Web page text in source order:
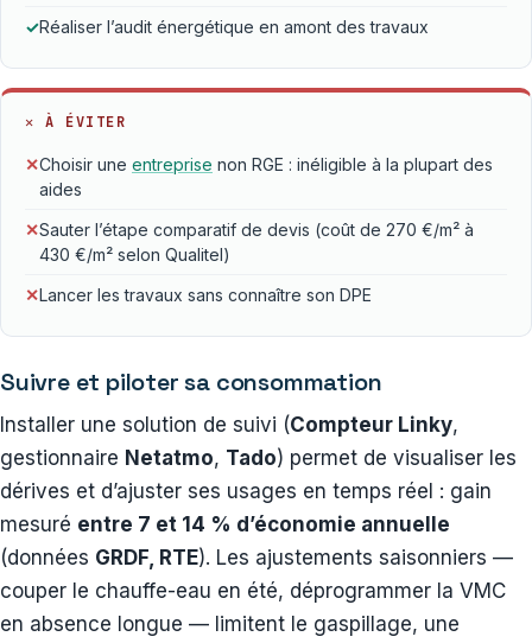
✓Réaliser l’audit énergétique en amont des travaux
✕ À ÉVITER
✕Choisir une entreprise non RGE : inéligible à la plupart des
aides
✕Sauter l’étape comparatif de devis (coût de 270 €/m² à
430 €/m² selon Qualitel)
✕Lancer les travaux sans connaître son DPE
Suivre et piloter sa consommation
Installer une solution de suivi (Compteur Linky,
gestionnaire Netatmo, Tado) permet de visualiser les
dérives et d’ajuster ses usages en temps réel : gain
mesuré entre 7 et 14 % d’économie annuelle
(données GRDF, RTE). Les ajustements saisonniers —
couper le chauffe-eau en été, déprogrammer la VMC
en absence longue — limitent le gaspillage, une